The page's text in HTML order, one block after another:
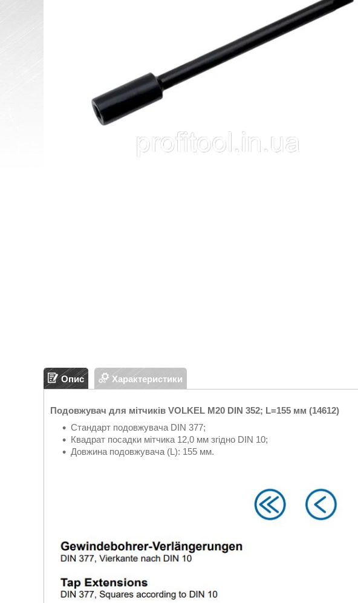
Опис Характеристики
Подовжувач для мітчиків VOLKEL М20 DIN 352; L=155 мм (14612)
Стандарт подовжувача DIN 377;
Квадрат посадки мітчика 12,0 мм згідно DIN 10;
Довжина подовжувача (L): 155 мм.